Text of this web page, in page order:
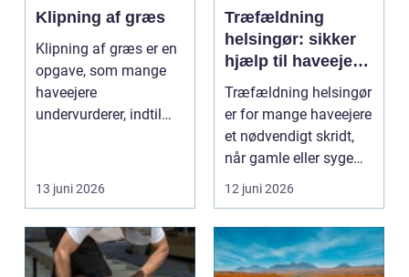
Klipning af græs
Klipning af græs er en
opgave, som mange
haveejere
undervurderer, indtil
13 juni 2026
Træfældning
helsingør: sikker
hjælp til haveejere
og virksomheder
Træfældning helsingør
er for mange haveejere
et nødvendigt skridt,
når gamle eller syge
træer skaber...
12 juni 2026